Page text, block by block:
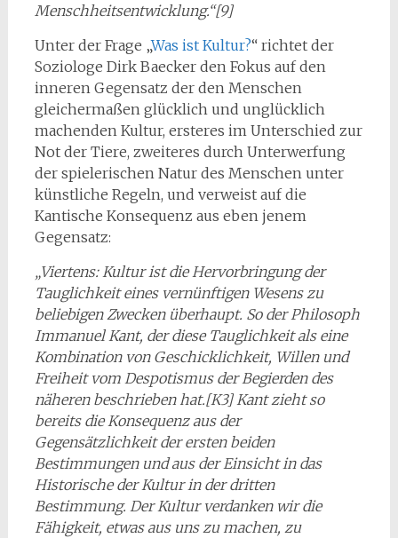
Menschheitsentwicklung.“[9]
Unter der Frage „Was ist Kultur?“ richtet der
Soziologe Dirk Baecker den Fokus auf den
inneren Gegensatz der den Menschen
gleichermaßen glücklich und unglücklich
machenden Kultur, ersteres im Unterschied zur
Not der Tiere, zweiteres durch Unterwerfung
der spielerischen Natur des Menschen unter
künstliche Regeln, und verweist auf die
Kantische Konsequenz aus eben jenem
Gegensatz:
„Viertens: Kultur ist die Hervorbringung der
Tauglichkeit eines vernünftigen Wesens zu
beliebigen Zwecken überhaupt. So der Philosoph
Immanuel Kant, der diese Tauglichkeit als eine
Kombination von Geschicklichkeit, Willen und
Freiheit vom Despotismus der Begierden des
näheren beschrieben hat.[K3] Kant zieht so
bereits die Konsequenz aus der
Gegensätzlichkeit der ersten beiden
Bestimmungen und aus der Einsicht in das
Historische der Kultur in der dritten
Bestimmung. Der Kultur verdanken wir die
Fähigkeit, etwas aus uns zu machen, zu